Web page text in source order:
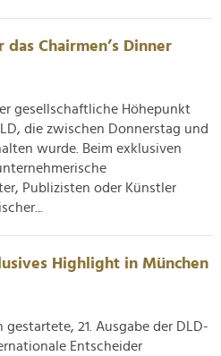
das Chairmen’s Dinner
gesellschaftliche Höhepunkt
die zwischen Donnerstag und
wurde. Beim exklusiven
Publizisten oder Künstler
Highlight in München
21. Ausgabe der DLD-
Entscheider